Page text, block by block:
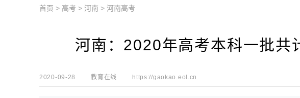
首页 > 高考 > 河南 > 河南高考
河南：2020年高考本科一批共
2020-09-28 教育在线 https://gaokao.eol.cn